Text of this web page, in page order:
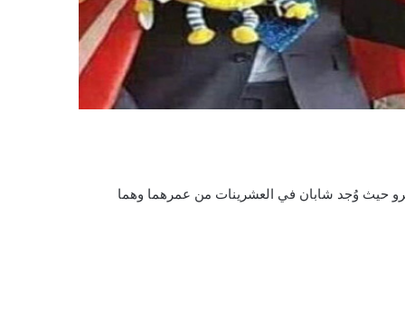
حديقة مدرسة بمنطقة أوربرو حيث وُجد شابان في العشرينات من عمرهما وهما